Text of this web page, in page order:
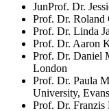
JunProf. Dr.
Prof. Dr. Roland
Prof. Dr. Linda
Prof. Dr. Aaron
Prof. Dr. Daniel
London
Prof. Dr. Paula
University,
Prof. Dr. Franzis